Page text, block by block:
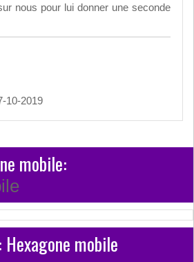
nous pour lui donner une seconde
10-2019
mobile:
mobile